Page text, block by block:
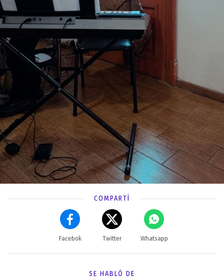
COMPARTÍ
Facebok Twitter Whatsapp
SE HABLÓ DE